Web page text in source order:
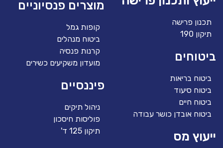
תכנון פרישה
תיקון 190
ביטוחים
ביטוח בריאות
ביטוח סיעוד
ביטוח חיים
ביטוח אובדן כושר עבודה
ייעוץ מס
מוצרים פנסיוניים
קופות גמל
ביטוח מנהלים
קרנות פנסיה
מועדון משקיעים כשירים
פיננסיים
ניהול תיקים
פוליסות חיסכון
תיקון 125 ד'